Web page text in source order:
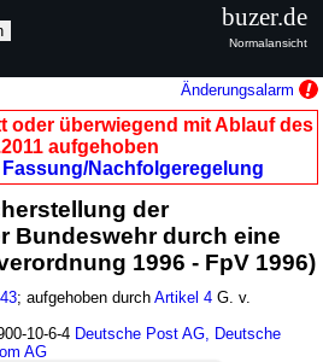
Änderungsalarm
oder überwiegend mit Ablauf des
aufgehoben
Nachfolgeregelung
der
Bundeswehr durch eine
1996 - FpV 1996)
; aufgehoben durchArtikel 4 G. v.
10-6-4 Deutsche Post AG, Deutsche
AG
buzer.de
Normalansicht